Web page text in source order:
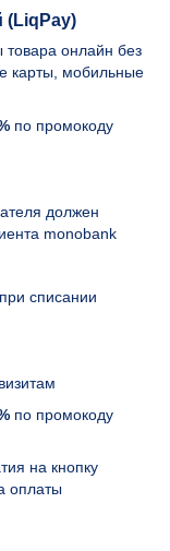
(LiqPay)
онлайн без
карты, мобильные
по промокоду
должен
monobank
списании
по промокоду
на кнопку
оплаты